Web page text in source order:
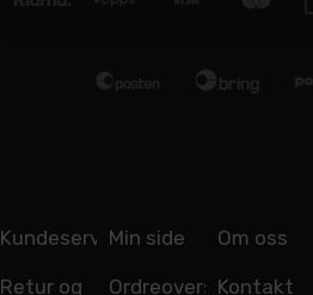
Kundeservice
Retur og
Min side
Ordreoversikt
Om oss
Kontakt